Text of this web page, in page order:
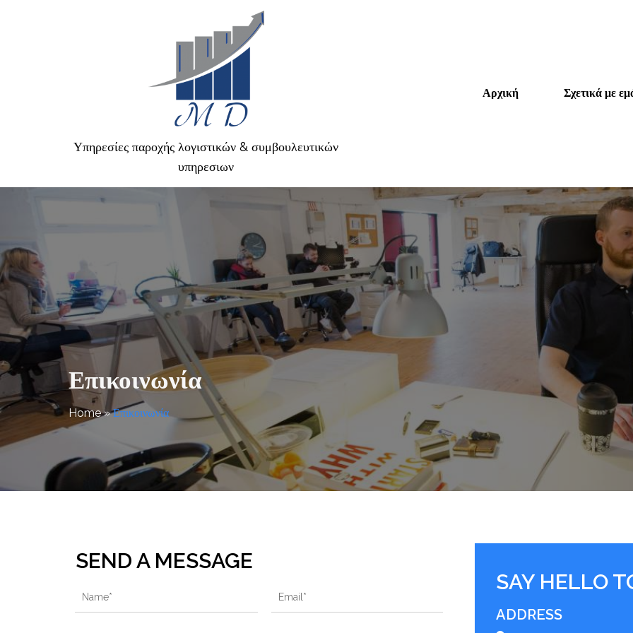
Υπηρεσίες παροχής λογιστικών & συμβουλευτικών
υπηρεσιων
Αρχική Σχετικά με
Επικοινωνία
Home»Επικοινωνία
SEND A MESSAGE
SAY HELLO
ADDRESS